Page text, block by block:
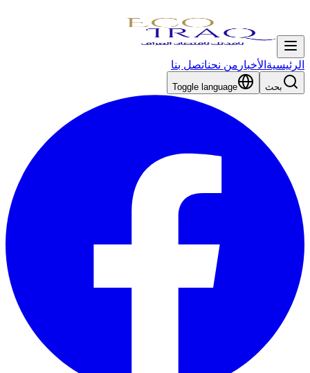
الرئيسية الأخبار من نحناتصل بنا
بحث Toggle language